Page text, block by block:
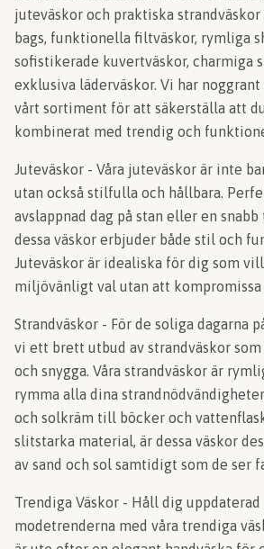
juteväskor och praktiska
bags, funktionella filtväskor, rymliga
sofistikerade kuvertväskor, charmiga
exklusiva läderväskor. Vi har
vårt sortiment för att säkerställa att
kombinerat med trendig och
Juteväskor - Våra juteväskor är inte
utan också stilfulla och hållbara.
avslappnad dag på stan eller en
dessa väskor erbjuder både stil och
Juteväskor är idealiska för dig som
miljövänligt val utan att kompromissa
Strandväskor - För de soliga dagarna
vi ett brett utbud av strandväskor
och snygga. Våra strandväskor är
rymma alla dina
och solkräm till böcker och
slitstarka material, är dessa väskor
av sand och sol samtidigt som de ser
Trendiga Väskor - Håll dig uppdaterad
modetrenderna med våra trendiga